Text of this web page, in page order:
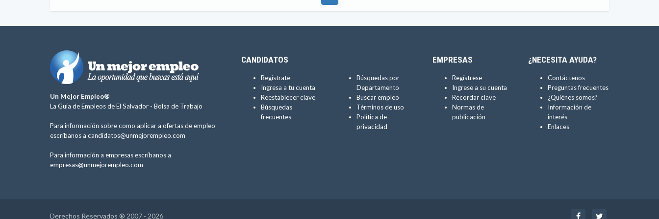
Un Mejor Empleo®
La Guía de Empleos de El Salvador - Bolsa de Trabajo
Para información sobre como aplicar a ofertas de empleo
escríbanos a candidatos@unmejorempleo.com
Para información a empresas escríbanos a
empresas@unmejorempleo.com
CANDIDATOS
Regístrate
Ingresa a tu cuenta
Reestablecer clave
Búsquedas
frecuentes
Búsquedas por
Departamento
Buscar empleo
Términos de uso
Política de
privacidad
EMPRESAS
Regístrese
Ingrese a su cuenta
Recordar clave
Normas de
publicación
¿NECESITA AYUDA?
Contáctenos
Preguntas frecuentes
¿Quiénes somos?
Información de
interés
Enlaces
Derechos Reservados ® 2007 - 2026 FacebookTwitter